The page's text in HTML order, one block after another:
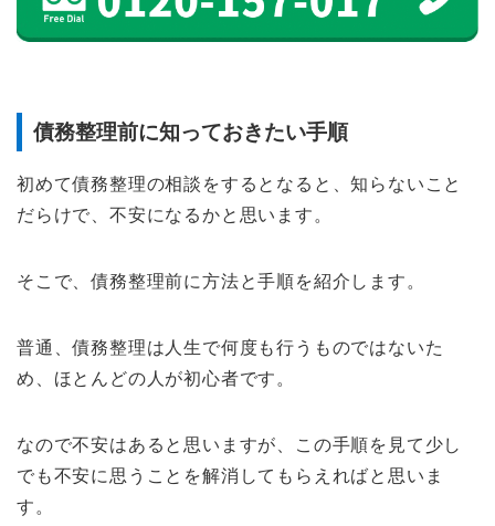
債務整理前に知っておきたい手順
初めて債務整理の相談をするとなると、知らないこと
だらけで、不安になるかと思います。
そこで、債務整理前に方法と手順を紹介します。
普通、債務整理は人生で何度も行うものではないた
め、ほとんどの人が初心者です。
なので不安はあると思いますが、この手順を見て少し
でも不安に思うことを解消してもらえればと思いま
す。